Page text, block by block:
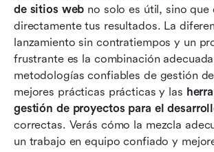
de sitios web no solo es útil, sino que
directamente tus resultados. La
lanzamiento sin contratiempos y un
frustrante es la combinación
metodologías confiables de gestión
mejores prácticas prácticas y las
gestión de proyectos para el
correctas. Verás cómo la mezcla
un trabajo en equipo confiado y